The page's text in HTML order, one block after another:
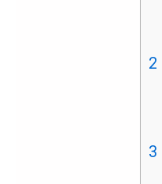
2
3